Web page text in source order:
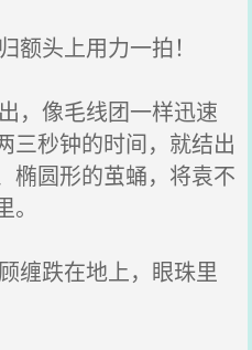
头上用力一拍！
，像毛线团一样迅速
三秒钟的时间，就结出
椭圆形的茧蛹，将袁不
缠跌在地上，眼珠里